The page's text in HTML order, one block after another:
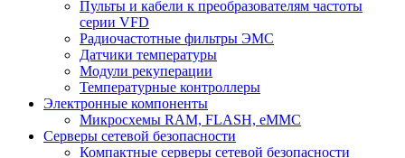
Пульты и кабели к преобразователям частоты
серии VFD
Радиочастотные фильтры ЭМС
Датчики температуры
Модули рекуперации
Температурные контроллеры
Электронные компоненты
Микросхемы RAM, FLASH, eMMC
Серверы сетевой безопасности
Компактные серверы сетевой безопасности